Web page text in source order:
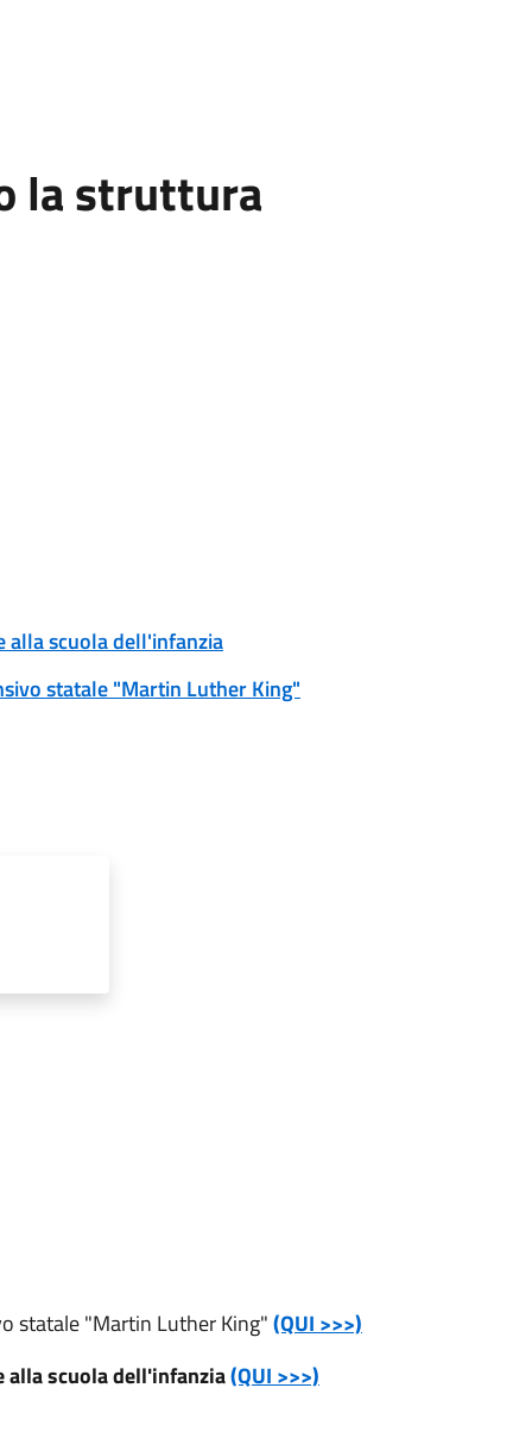
la struttura
alla scuola dell'infanzia
statale "Martin Luther King"
statale "Martin Luther King"(QUI >>>)
scuola dell'infanzia(QUI >>>)